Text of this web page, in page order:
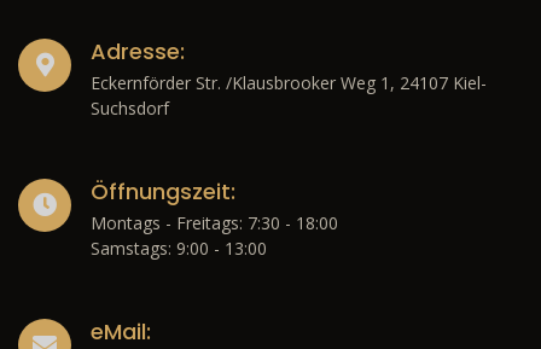
Adresse:
Eckernförder Str. /Klausbrooker Weg 1, 24107 Kiel-
Suchsdorf
Öffnungszeit:
Montags - Freitags: 7:30 - 18:00
Samstags: 9:00 - 13:00
eMail: